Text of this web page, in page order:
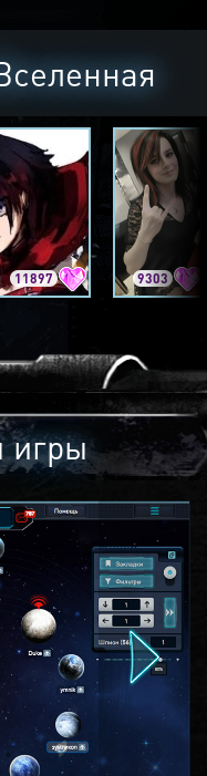
11897 9303
игры